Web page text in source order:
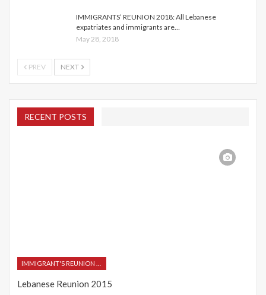
IMMIGRANTS’ REUNION 2018: All Lebanese
expatriates and immigrants are…
May 28, 2018
PREV NEXT
RECENT POSTS
Lebanese Reunion 2015